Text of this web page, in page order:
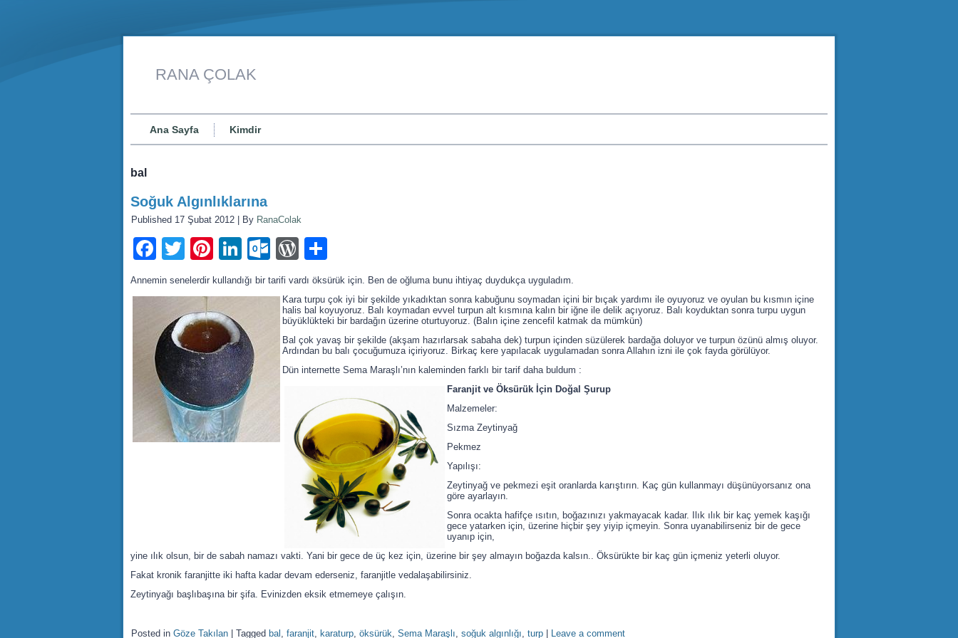
RANA ÇOLAK
Ana Sayfa Kimdir
bal
Soğuk Algınlıklarına
Published 17 Şubat 2012 By RanaColak
Facebook
TwitterPinterest
LinkedIn
Outlook.com
WordPress
Annemin senelerdir kullandığı bir tarifi vardı öksürük için. Ben de oğluma bunu ihtiyaç duydukça uyguladım.
Kara turpu çok iyi bir şekilde yıkadıktan sonra kabuğunu soymadan içini bir bıçak yardımı ile oyuyoruz ve oyulan bu kısmın içine
halis bal koyuyoruz. Balı koymadan evvel turpun alt kısmına kalın bir iğne ile delik açıyoruz. Balı koyduktan sonra turpu uygun
büyüklükteki bir bardağın üzerine oturtuyoruz. (Balın içine zencefil katmak da mümkün)
Bal çok yavaş bir şekilde (akşam hazırlarsak sabaha dek) turpun içinden süzülerek bardağa doluyor ve turpun özünü almış oluyor.
Ardından bu balı çocuğumuza içiriyoruz. Birkaç kere yapılacak uygulamadan sonra Allahın izni ile çok fayda görülüyor.
Dün internette Sema Maraşlı’nın kaleminden farklı bir tarif daha buldum :
Faranjit ve Öksürük İçin Doğal Şurup
Malzemeler:
Sızma Zeytinyağ
Pekmez
Yapılışı:
Zeytinyağ ve pekmezi eşit oranlarda karıştırın. Kaç gün kullanmayı düşünüyorsanız ona
göre ayarlayın.
Sonra ocakta hafifçe ısıtın, boğazınızı yakmayacak kadar. Ilık ılık bir kaç yemek kaşığı
gece yatarken için, üzerine hiçbir şey yiyip içmeyin. Sonra uyanabilirseniz bir de gece
uyanıp için,
yine ılık olsun, bir de sabah namazı vakti. Yani bir gece de üç kez için, üzerine bir şey almayın boğazda kalsın.. Öksürükte bir kaç gün içmeniz yeterli oluyor.
Fakat kronik faranjitte iki hafta kadar devam ederseniz, faranjitle vedalaşabilirsiniz.
Zeytinyağı başlıbaşına bir şifa. Evinizden eksik etmemeye çalışın.
Posted in Göze Takılan Tagged bal , faranjit, karaturp, öksürük, Sema Maraşlı, soğuk algınlığı, turp Leave a comment